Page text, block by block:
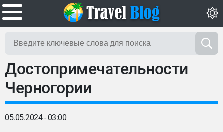
Достопримечательности
Черногории
05.05.2024 - 03:00